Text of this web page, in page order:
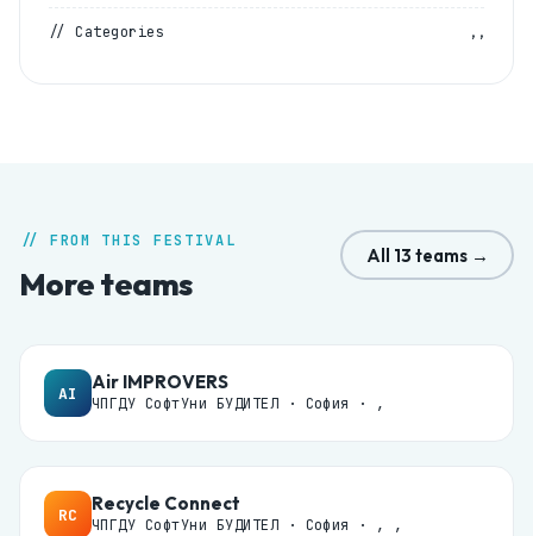
// Categories , ,
// FROM THIS FESTIVAL
More teams
All 13 teams →
AI Air IMPROVERS
ЧПГДУ СофтУни БУДИТЕЛ · София · ,
RC Recycle Connect
ЧПГДУ СофтУни БУДИТЕЛ · София · , ,